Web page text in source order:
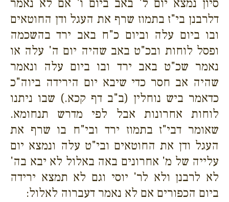
סיון נמצא יום ל' באב ביום ו' אם לא נאמר
דלרבנן בי"ז בתמוז שרף את העגל ודן החוטאים
ובו ביום עלה וביום כ"ח באב ירד בהשכמה
ופסל לוחות ובכ"ט באב שהיה יום ה' עלה או
נאמר שכ"ט באב ירד ובו ביום עלה ונאמר
שהיה אב חסר כדי שיבא יום הירידה ביוה"כ
כדאמר ביש נוחלין (ב"ב דף קכא.) שבו ניתנו
לוחות אחרונות אבל לפי מדרש תנחומא.
שאומר דבי"ז בתמוז ירד ובי"ח בו שרף את
העגל ודן את החוטאים ובי"ט עלה ונמצא יום
עלייה של מ' אחרונים באה באלול לא יבא בה'
לא לרבנן ולא לר' יוסי וגם לא תמצא ירידה
ביום הכפורים אם לא נאמר דעברוה לאלול: